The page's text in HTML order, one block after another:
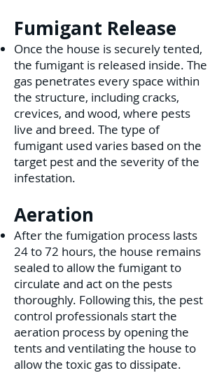
Fumigant Release
Once the house is securely tented,
the fumigant is released inside. The
gas penetrates every space within
the structure, including cracks,
crevices, and wood, where pests
live and breed. The type of
fumigant used varies based on the
target pest and the severity of the
infestation.
Aeration
After the fumigation process lasts
24 to 72 hours, the house remains
sealed to allow the fumigant to
circulate and act on the pests
thoroughly. Following this, the pest
control professionals start the
aeration process by opening the
tents and ventilating the house to
allow the toxic gas to dissipate.